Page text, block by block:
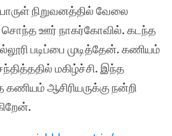
நிறுவனத்தில் வேலை
சொந்த ஊர் நாகர்கோவில். கடந்த
படிப்பை முடித்தேன். கணியம்
மகிழ்ச்சி. இந்த
ஆசிரியருக்கு நன்றி